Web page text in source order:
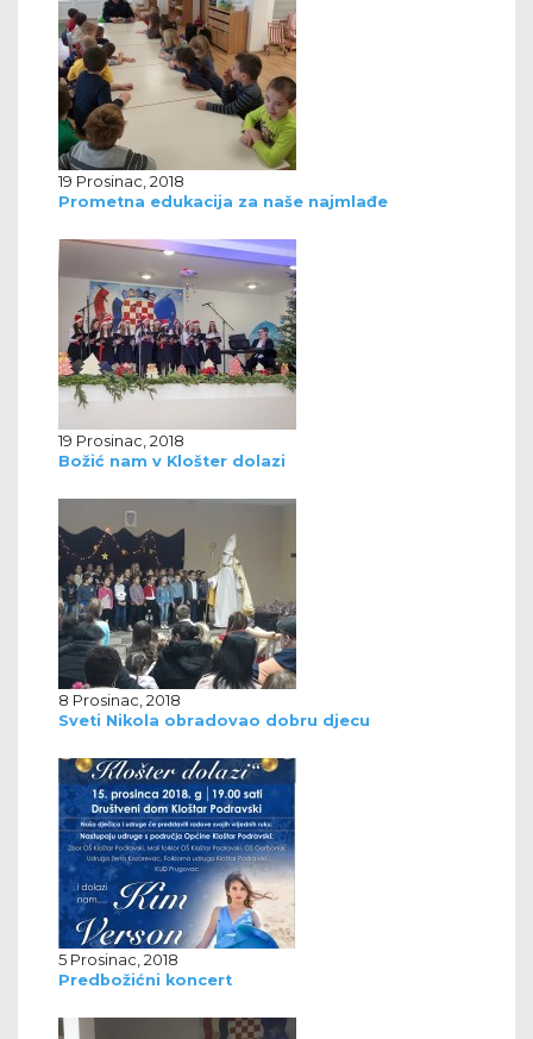
19 Prosinac, 2018
Prometna edukacija za naše najmlađe
19 Prosinac, 2018
Božić nam v Klošter dolazi
8 Prosinac, 2018
Sveti Nikola obradovao dobru djecu
5 Prosinac, 2018
Predbožićni koncert